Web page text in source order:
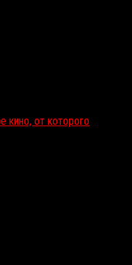
кино, от которого